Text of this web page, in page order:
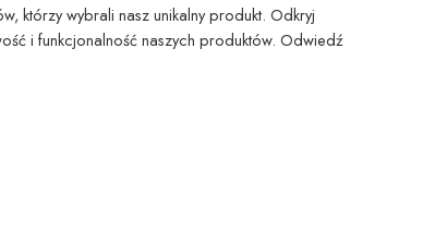
którzy wybrali nasz unikalny produkt. Odkryj
i funkcjonalność naszych produktów. Odwiedź